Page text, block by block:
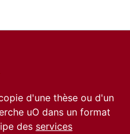
d'une thèse ou d'un
uO dans un format
des services